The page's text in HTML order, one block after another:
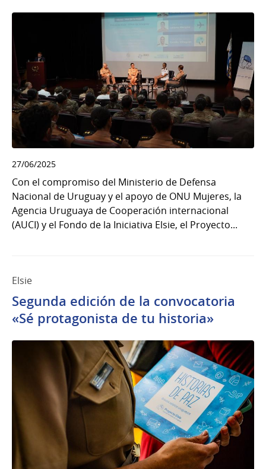
27/06/2025
Con el compromiso del Ministerio de Defensa
Nacional de Uruguay y el apoyo de ONU Mujeres, la
Agencia Uruguaya de Cooperación internacional
(AUCI) y el Fondo de la Iniciativa Elsie, el Proyecto...
Elsie
Segunda edición de la convocatoria
«Sé protagonista de tu historia»